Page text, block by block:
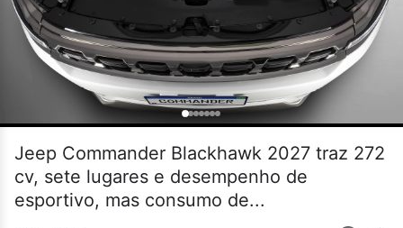
Jeep Commander Blackhawk 2027 traz 272
cv, sete lugares e desempenho de
esportivo, mas consumo de...